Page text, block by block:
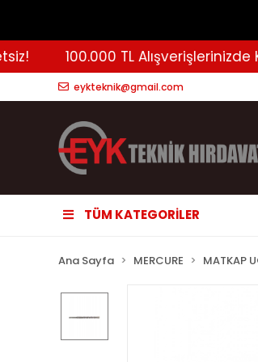
100.000 TL Alışverişlerinizde
eykteknik@gmail.com
TÜM KATEGORİLER
Ana Sayfa MERCURE MATKAP